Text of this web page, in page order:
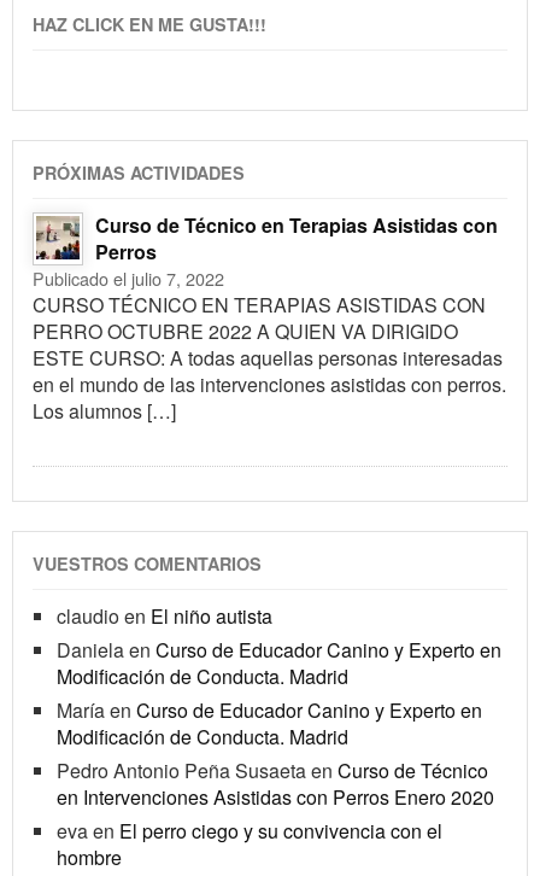
HAZ CLICK EN ME GUSTA!!!
PRÓXIMAS ACTIVIDADES
Curso de Técnico en Terapias Asistidas con
Perros
Publicado el julio 7, 2022
CURSO TÉCNICO EN TERAPIAS ASISTIDAS CON
PERRO OCTUBRE 2022 A QUIEN VA DIRIGIDO
ESTE CURSO: A todas aquellas personas interesadas
en el mundo de las intervenciones asistidas con perros.
Los alumnos […]
VUESTROS COMENTARIOS
claudioen El niño autista
Danielaen Curso de Educador Canino y Experto en
Modificación de Conducta. Madrid
Maríaen Curso de Educador Canino y Experto en
Modificación de Conducta. Madrid
Pedro Antonio Peña Susaetaen Curso de Técnico
en Intervenciones Asistidas con Perros Enero 2020
evaen El perro ciego y su convivencia con el
hombre